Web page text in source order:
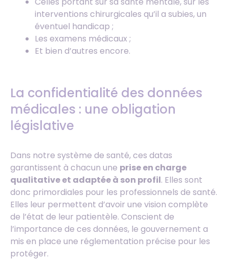
interventions chirurgicales qu’il a subies, un
éventuel handicap ;
Les examens médicaux ;
Et bien d’autres encore.
La confidentialité des données
médicales : une obligation
législative
Dans notre système de santé, ces datas
garantissent à chacun une prise en charge
qualitative et adaptée à son profil. Elles sont
donc primordiales pour les professionnels de santé.
Elles leur permettent d’avoir une vision complète
de l’état de leur patientèle. Conscient de
l’importance de ces données, le gouvernement a
mis en place une réglementation précise pour les
protéger.